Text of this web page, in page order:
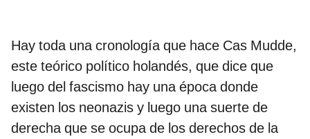
Hay toda una cronología que hace Cas Mudde,
este teórico político holandés, que dice que
luego del fascismo hay una época donde
existen los neonazis y luego una suerte de
derecha que se ocupa de los derechos de la